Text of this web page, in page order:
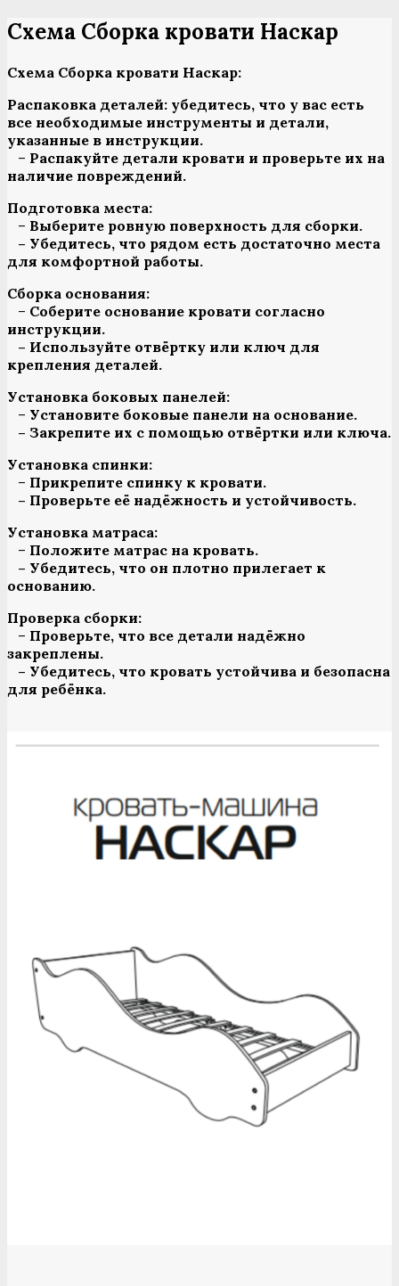
Перейти
к
Схема Сборка кровати Наскар
Схема Сборка кровати Наскар:
Распаковка деталей: убедитесь, что у вас есть
все необходимые инструменты и детали,
указанные в инструкции.
– Распакуйте детали кровати и проверьте их на
наличие повреждений.
Подготовка места:
– Выберите ровную поверхность для сборки.
– Убедитесь, что рядом есть достаточно места
для комфортной работы.
Сборка основания:
– Соберите основание кровати согласно
инструкции.
– Используйте отвёртку или ключ для
крепления деталей.
Установка боковых панелей:
– Установите боковые панели на основание.
– Закрепите их с помощью отвёртки или ключа.
Установка спинки:
– Прикрепите спинку к кровати.
– Проверьте её надёжность и устойчивость.
Установка матраса:
– Положите матрас на кровать.
– Убедитесь, что он плотно прилегает к
основанию.
Проверка сборки:
– Проверьте, что все детали надёжно
закреплены.
– Убедитесь, что кровать устойчива и безопасна
для ребёнка.